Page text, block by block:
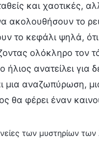
και χαοτικές,
ακολουθήσουν το
το κεφάλι ψηλά,
ολόκληρο τον
ανατείλει για
μια αναζωπύρωση,
θα φέρει έναν
των μυστηρίων